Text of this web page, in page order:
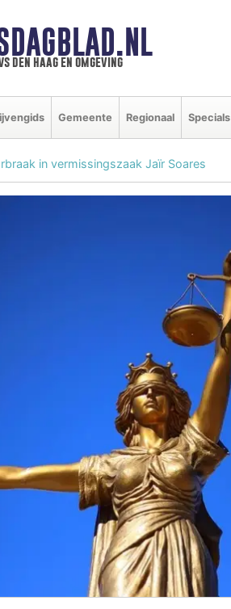
den haag en omgeving
Gemeente Regionaal Specials
in vermissingszaak Jaïr Soares